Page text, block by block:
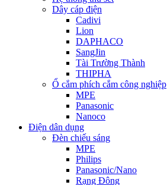
Dây cáp điện
Cadivi
Lion
DAPHACO
SangJin
Tài Trường Thành
THIPHA
Ổ cắm phích cắm công nghiệp
MPE
Panasonic
Nanoco
Điện dân dụng
Đèn chiếu sáng
MPE
Philips
Panasonic/Nano
Rạng Đông